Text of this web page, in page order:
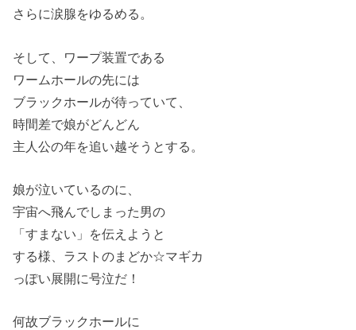
さらに涙腺をゆるめる。
そして、ワープ装置である
ワームホールの先には
ブラックホールが待っていて、
時間差で娘がどんどん
主人公の年を追い越そうとする。
娘が泣いているのに、
宇宙へ飛んでしまった男の
「すまない」を伝えようと
する様、ラストのまどか☆マギカ
っぽい展開に号泣だ！
何故ブラックホールに